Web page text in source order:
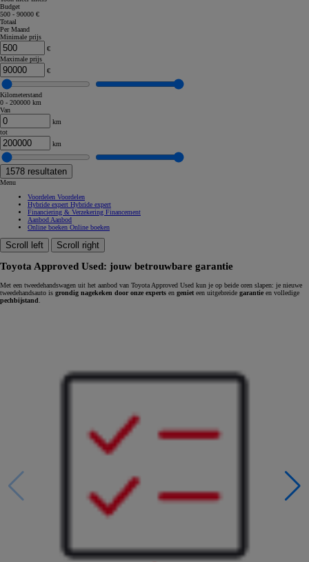
Budget
500 - 90000 €
Totaal
Per Maand
Minimale prijs
€
Maximale prijs
€
Kilometerstand
0 - 200000 km
Van
km
tot
km
1578 resultaten
Menu
Voordelen Voordelen
Hybride expert Hybride expert
Financiering & Verzekering Financement
Aanbod Aanbod
Online boeken Online boeken
Scroll left Scroll right
Toyota Approved Used: jouw betrouwbare garantie
Met een tweedehandswagen uit het aanbod van Toyota Approved Used kun je op beide oren slapen: je nieuwe
tweedehandsauto is grondig nagekeken door onze experts en geniet een uitgebreide garantie en volledige
pechbijstand